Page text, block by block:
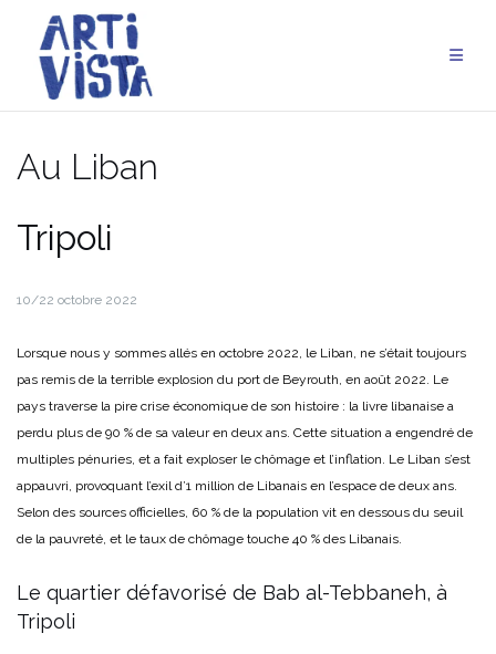
contenu
Au Liban
Tripoli
10/22 octobre 2022
Lorsque nous y sommes allés en octobre 2022, le Liban, ne s’était toujours
pas remis de la terrible explosion du port de Beyrouth, en août 2022. Le
pays traverse la pire crise économique de son histoire : la livre libanaise a
perdu plus de 90 % de sa valeur en deux ans. Cette situation a engendré de
multiples pénuries, et a fait exploser le chômage et l’inflation. Le Liban s’est
appauvri, provoquant l’exil d’1 million de Libanais en l’espace de deux ans.
Selon des sources officielles, 60 % de la population vit en dessous du seuil
de la pauvreté, et le taux de chômage touche 40 % des Libanais.
Le quartier défavorisé de Bab al-Tebbaneh, à
Tripoli